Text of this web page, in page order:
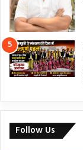
Follow Us